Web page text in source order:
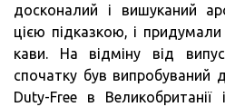
досконалий і вишуканий
цією підказкою, і
кави. На відміну від
спочатку був випробуваний
Duty-Free в Великобританії